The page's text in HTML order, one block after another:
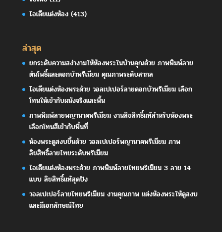
ไอเดียแต่งห้อง(413)
ล่าสุด
ยกระดับความสง่างามให้ห้องพระในบ้านคุณด้วย ภาพพิมพ์ลาย
ต้นโพธิ์และดอกบัวพรีเมียม คุณภาพระดับสากล
ไอเดียแต่งห้องพระด้วย วอลเปเปอร์ลายดอกบัวพรีเมียม เลือก
โทนให้เข้ากับผนังจริงและพื้น
ภาพพิมพ์ลายพญานาคพรีเมียม งานลิขสิทธิ์แท้สำหรับห้องพระ
เลือกโทนสีเข้ากับพื้นที่
ห้องพระดูสงบขึ้นด้วย วอลเปเปอร์พญานาคพรีเมียม ภาพ
ลิขสิทธิ์ลายไทยระดับพรีเมียม
ไอเดียแต่งห้องพระด้วย ภาพพิมพ์ลายไทยพรีเมียม 3 ลาย 14
แบบ ลิขสิทธิ์แท้สุดปัง
วอลเปเปอร์ลายไทยพรีเมียม งานคุณภาพ แต่งห้องพระให้ดูสงบ
และมีเอกลักษณ์ไทย